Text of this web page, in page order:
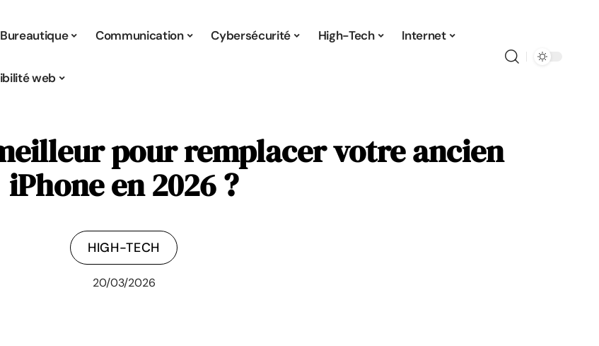
Bureautique Communication Cybersécurité High-Tech Internet
web
pour remplacer votre ancien
iPhone en 2026 ?
HIGH-TECH
20/03/2026